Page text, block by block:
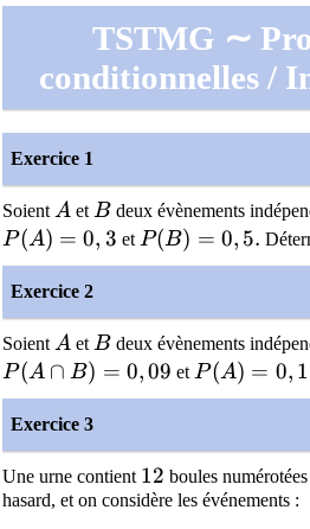
TSTMG ∼
conditionnelles /
Exercice 1
Soient A
A et B
Bdeux évènements
P(A) = 0,3
P(A) = 0, 3 et P(B) = 0,5.
P(B) = 0, 5.
Exercice 2
Soient A
A et B
Bdeux évènements
P(A \cap B) = 0,09
P(A ∩ B) = 0,09 et P(A) =
P(A) = 0, 1
Exercice 3
Une urne contient 12
12 boules
hasard, et on considère les événements :